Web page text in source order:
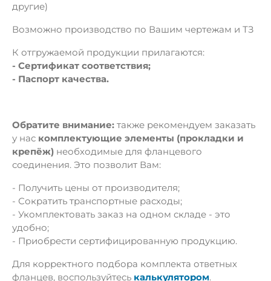
другие)
Возможно производство по Вашим чертежам и ТЗ
К отгружаемой продукции прилагаются:
- Сертификат соответствия;
- Паспорт качества.
Обратите внимание: также рекомендуем заказать
у нас комплектующие элементы (прокладки и
крепёж) необходимые для фланцевого
соединения. Это позволит Вам:
- Получить цены от производителя;
- Сократить транспортные расходы;
- Укомплектовать заказ на одном складе - это
удобно;
- Приобрести сертифицированную продукцию.
Для корректного подбора комплекта ответных
фланцев, воспользуйтесь калькулятором.